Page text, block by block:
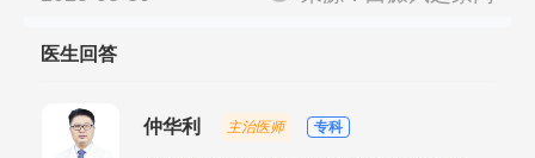
医生回答
仲华利 主治医师 专科